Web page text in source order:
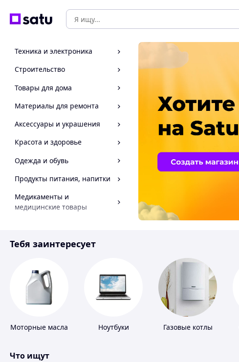
Техника и электроника
Строительство
Товары для дома
Материалы для ремонта
Аксессуары и украшения
Красота и здоровье
Одежда и обувь
Продукты питания, напитки
Медикаменты и
медицинские товары
Инструмент
Тебя заинтересует
Моторные масла Ноутбуки Газовые котлы
Что ищут